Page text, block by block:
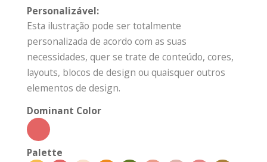
Personalizável:
Esta ilustração pode ser totalmente
personalizada de acordo com as suas
necessidades, quer se trate de conteúdo, cores,
layouts, blocos de design ou quaisquer outros
elementos de design.
Dominant Color
Palette